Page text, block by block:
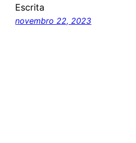
Escrita
novembro 22, 2023